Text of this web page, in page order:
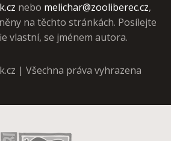
nebo melichar@zooliberec.cz,
na těchto stránkách. Posílejte
vlastní, se jménem autora.
| Všechna práva vyhrazena